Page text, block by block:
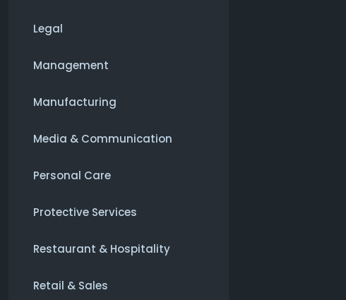
Legal
Management
Manufacturing
Media & Communication
Personal Care
Protective Services
Restaurant & Hospitality
Retail & Sales